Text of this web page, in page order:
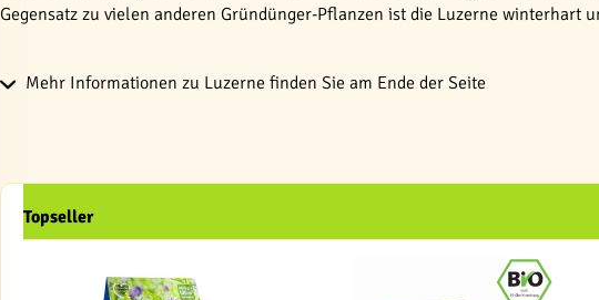
Gegensatz zu vielen anderen Gründünger-Pflanzen ist die Luzerne
Mehr Informationen zu Luzerne finden Sie am Ende der Seite
Topseller